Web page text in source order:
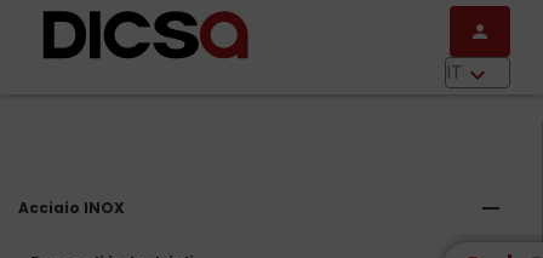
Salta al contenuto principale
person
IT keyboard_arrow_down
Acciaio INOX remove